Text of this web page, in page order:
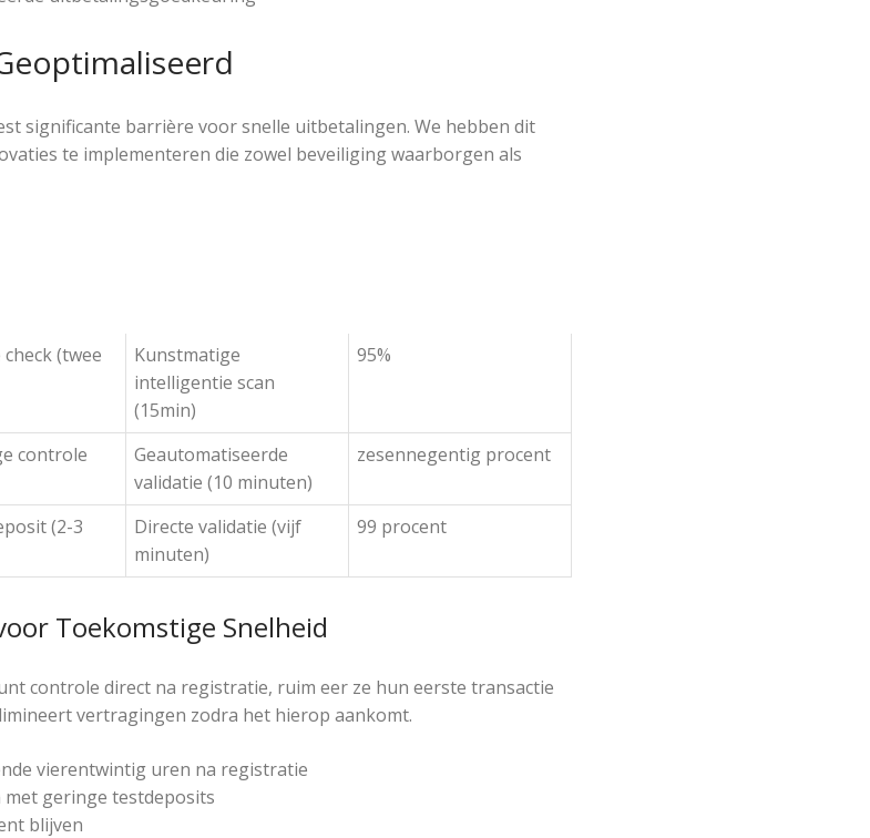
significante barrière voor snelle uitbetalingen. We hebben dit
te implementeren die zowel beveiliging waarborgen als
(twee
Kunstmatige
intelligentie scan
(15min)
95%
controle
Geautomatiseerde
validatie (10 minuten)
zesennegentig procent
(2-3
Directe validatie (vijf
minuten)
99 procent
Toekomstige Snelheid
controle direct na registratie, ruim eer ze hun eerste transactie
vertragingen zodra het hierop aankomt.
vierentwintig uren na registratie
geringe testdeposits
blijven